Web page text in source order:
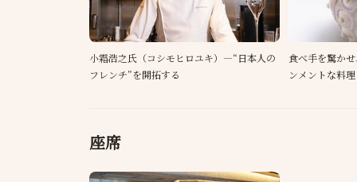
小霜浩之氏（コシモヒロユキ）―“日本人の
フレンチ”を開拓する
食べ手を驚か
ンメントな料理
座席